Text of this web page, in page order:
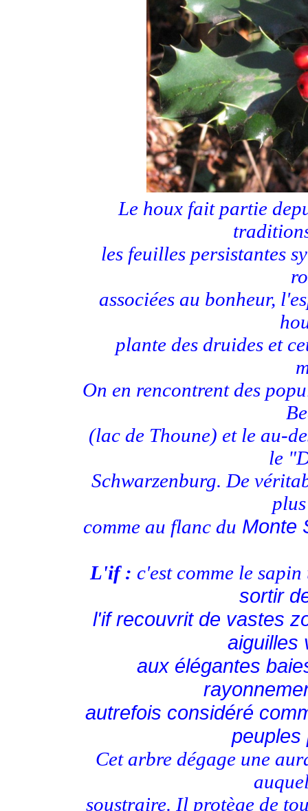
Le houx fait partie
les feuilles persistantes
associées au bonheur,
plante des druides et
On en rencontrent des
(lac de Thoune) et le au-
le
Schwarzenburg. De
comme au flanc du Monte
L'if : c'est comme le
sortir
l'if recouvrit de vastes
aiguilles
aux élégantes
autrefois considéré
peuples
Cet arbre dégage une
soustraire. Il protège de